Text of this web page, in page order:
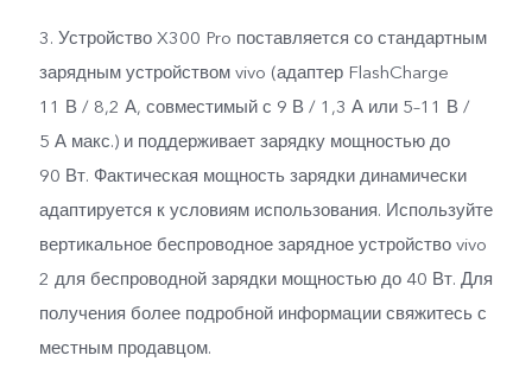
3. Устройство X300 Pro поставляется со стандартным
зарядным устройством vivo (адаптер FlashCharge
11 В / 8,2 А, совместимый с 9 В / 1,3 А или 5–11 В /
5 А макс.) и поддерживает зарядку мощностью до
90 Вт. Фактическая мощность зарядки динамически
адаптируется к условиям использования. Используйте
вертикальное беспроводное зарядное устройство vivo
2 для беспроводной зарядки мощностью до 40 Вт. Для
получения более подробной информации свяжитесь с
местным продавцом.